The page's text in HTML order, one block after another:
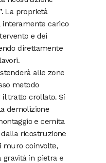
La proprietà
interamente carico
e dei
direttamente
alle zone
metodo
tratto crollato. Si
demolizione
e cernita
ricostruzione
muro coinvolte,
in pietra e